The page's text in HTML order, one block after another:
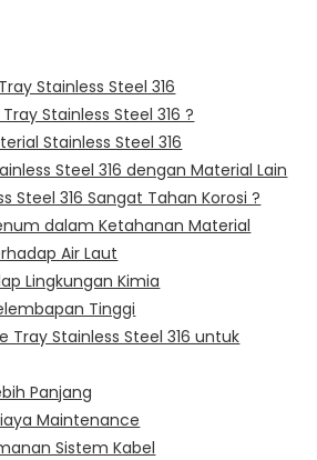
Stainless Steel 316
Stainless Steel 316 ?
Stainless Steel 316
Steel 316 dengan Material Lain
Steel 316 Sangat Tahan Korosi ?
dalam Ketahanan Material
Air Laut
Lingkungan Kimia
Tinggi
Tray Stainless Steel 316 untuk
Panjang
Maintenance
Sistem Kabel